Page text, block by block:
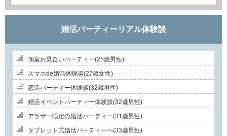
婚活パーティーリアル体験談
個室お見合いパーティー(25歳男性)
スマホde婚活体験談(27歳女性)
恋活パーティー体験談(32歳男性)
婚活イベントパーティー体験談(32歳男性)
アラサー限定の婚活パーティー(31歳男性)
タブレット式婚活パーティーへ(33歳男性)